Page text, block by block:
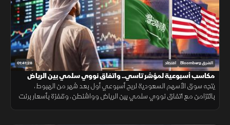
01:41:28 الشرق Bloomberg اقتصاد
مكاسب أسبوعية لمؤشر تاسي.. واتفاق نووي سلمي بين الرياض
وواشنطن
يتجه سوق الأسهم السعودية لربح أسبوعي أول بعد شهر من الهبوط،
بالتزامن مع اتفاق نووي سلمي بين الرياض وواشنطن، وقفزة بأسعار برنت